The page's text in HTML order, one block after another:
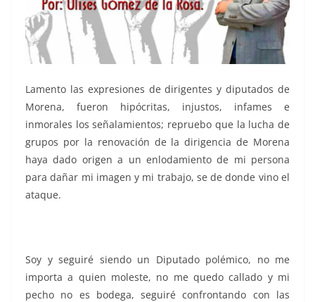
Lamento las expresiones de dirigentes y diputados de
Morena, fueron hipócritas, injustos, infames e
inmorales los señalamientos; repruebo que la lucha de
grupos por la renovación de la dirigencia de Morena
haya dado origen a un enlodamiento de mi persona
para dañar mi imagen y mi trabajo, se de donde vino el
ataque.
Soy y seguiré siendo un Diputado polémico, no me
importa a quien moleste, no me quedo callado y mi
pecho no es bodega, seguiré confrontando con las